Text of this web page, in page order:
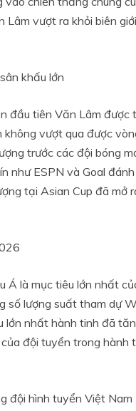
vượt ra khỏi biên
khấu lớn
đầu tiên Văn Lâm được
vượt qua được
trước các đội bóng
như ESPN và Goal
tại Asian Cup đã mở
Á là mục tiêu lớn nhất
số lượng suất tham dự
nhất hành tinh đã
đội tuyển trong
đội hình tuyển Việt Nam